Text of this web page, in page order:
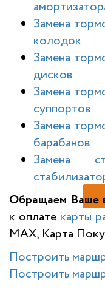
Замена
колодок
Замена
дисков
Замена
суппортов
Замена
барабанов
Замена
Обращаем Ваше
к оплате карты
MAX, Карта
Построить
Построить